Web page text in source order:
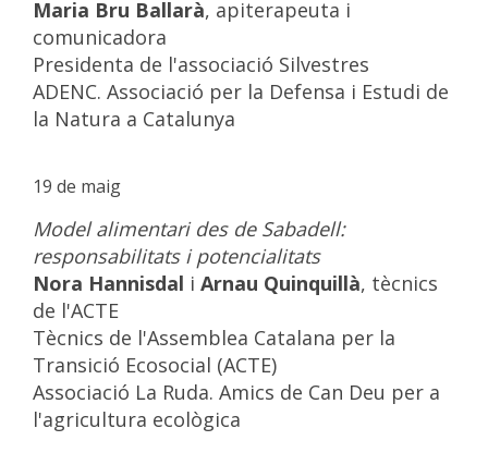
Maria Bru Ballarà, apiterapeuta i
comunicadora
Presidenta de l'associació Silvestres
ADENC. Associació per la Defensa i Estudi de
la Natura a Catalunya
19 de maig
Model alimentari des de Sabadell:
responsabilitats i potencialitats
Nora Hannisdal i Arnau Quinquillà, tècnics
de l'ACTE
Tècnics de l'Assemblea Catalana per la
Transició Ecosocial (ACTE)
Associació La Ruda. Amics de Can Deu per a
l'agricultura ecològica